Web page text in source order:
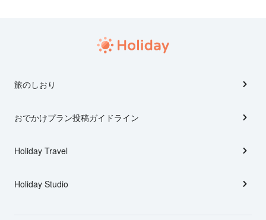
旅のしおり
おでかけプラン投稿ガイドライン
Holiday Travel
Holiday Studio